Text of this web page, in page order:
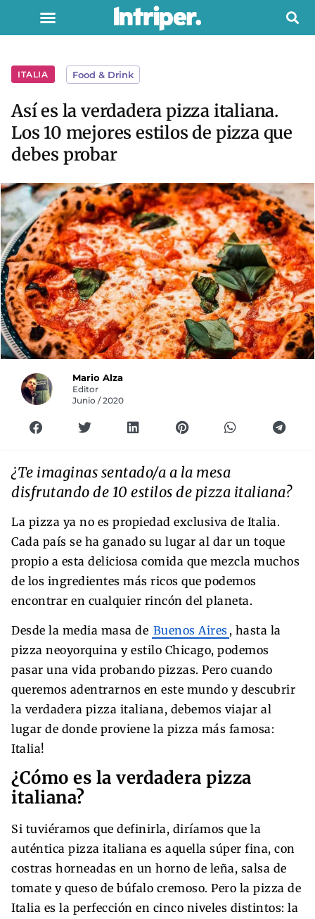
ITALIA Food & Drink
Así es la verdadera pizza italiana.
Los 10 mejores estilos de pizza que
debes probar
Mario Alza
Editor
Junio / 2020
¿Te imaginas sentado/a a la mesa
disfrutando de 10 estilos de pizza italiana?
La pizza ya no es propiedad exclusiva de Italia.
Cada país se ha ganado su lugar al dar un toque
propio a esta deliciosa comida que mezcla muchos
de los ingredientes más ricos que podemos
encontrar en cualquier rincón del planeta.
Desde la media masa de Buenos Aires , hasta la
pizza neoyorquina y estilo Chicago, podemos
pasar una vida probando pizzas. Pero cuando
queremos adentrarnos en este mundo y descubrir
la verdadera pizza italiana, debemos viajar al
lugar de donde proviene la pizza más famosa:
Italia!
¿Cómo es la verdadera pizza
italiana?
Si tuviéramos que definirla, diríamos que la
auténtica pizza italiana es aquella súper fina, con
costras horneadas en un horno de leña, salsa de
tomate y queso de búfalo cremoso. Pero la pizza de
Italia es la perfección en cinco niveles distintos: la